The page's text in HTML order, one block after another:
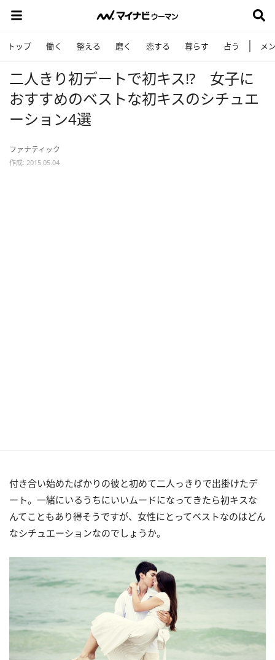
トップ 働く 整える 磨く 恋する 暮らす 占う メ
二人きり初デートで初キス!? 女子に
おすすめのベストな初キスのシチュエ
ーション4選
ファナティック
作成: 2015.05.04
付き合い始めたばかりの彼と初めて二人っきりで出掛けたデ
ート。一緒にいるうちにいいムードになってきたら初キスな
んてこともあり得そうですが、女性にとってベストなのはどん
なシチュエーションなのでしょうか。